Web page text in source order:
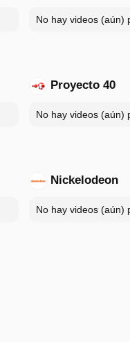
No hay videos (aún)
Proyecto 40
No hay videos (aún)
Nickelodeon
No hay videos (aún)